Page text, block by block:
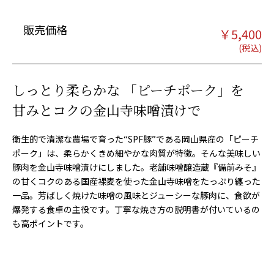
販売価格 ￥5,400
しっとり柔らかな 「ピーチポーク」を
甘みとコクの金山寺味噌漬けで
衛生的で清潔な農場で育った“SPF豚”である岡山県産の「ピーチ
ポーク」は、柔らかくきめ細やかな肉質が特徴。そんな美味しい
豚肉を金山寺味噌漬けにしました。老舗味噌醸造蔵『備前みそ』
の甘くコクのある国産裸麦を使った金山寺味噌をたっぷり纏った
一品。芳ばしく焼けた味噌の風味とジューシーな豚肉に、食欲が
爆発する食卓の主役です。丁寧な焼き方の説明書が付いているの
も高ポイントです。